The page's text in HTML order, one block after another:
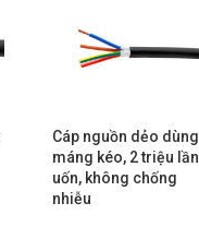
Cáp nguồn dẻo dùng
máng kéo, 2 triệu lần
uốn, không chống
nhiễu